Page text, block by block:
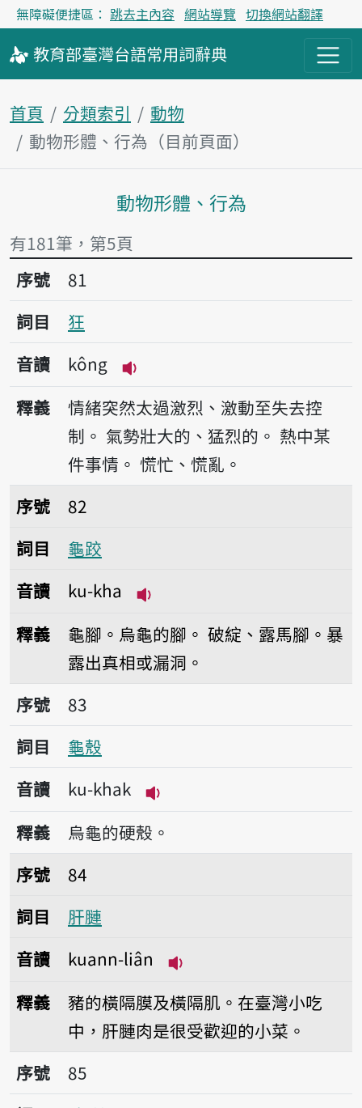
無障礙便捷區： 跳去主內容 網站導覽 切換網站翻譯
教育部臺灣台語常用詞辭典
首頁 分類索引
動物
動物形體、行為（目前頁面）
主內容區塊
動物形體、行為
有181筆，第5頁
序號81狂
序號
81
詞目
狂
音讀
kông
播放音讀kông
釋義
情緒突然太過激烈、激動至失去控
制。 氣勢壯大的、猛烈的。 熱中某
件事情。 慌忙、慌亂。
序號82龜跤
序號
82
詞目
龜跤
音讀
ku-kha
釋義 龜腳。烏龜的腳。 破綻、露馬腳。暴
露出真相或漏洞。
序號83龜殼
序號
83
詞目
龜殼
音讀
ku-khak
播放音讀ku-khak
釋義
烏龜的硬殼。
序號84肝𦟪
序號
84
詞目
肝𦟪
音讀
kuann-liân
釋義
豬的橫隔膜及橫隔肌。在臺灣小吃
中，肝𦟪肉是很受歡迎的小菜。
序號85膭
序號
85